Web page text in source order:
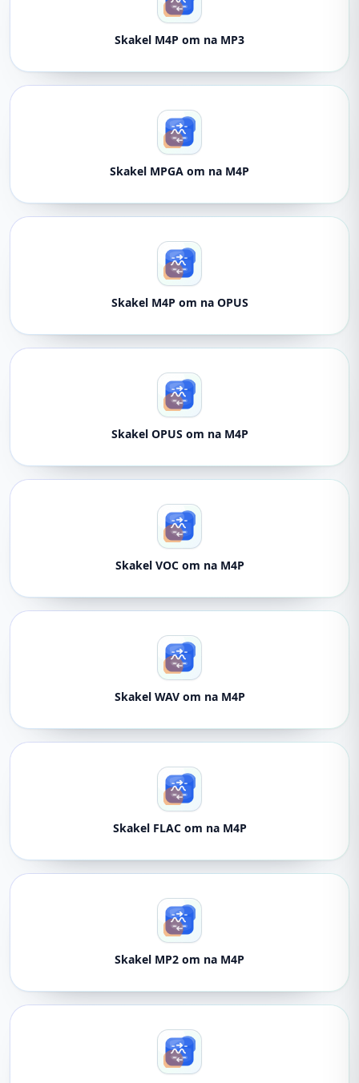
Skakel M4P om na MP3
Skakel MPGA om na M4P
Skakel M4P om na OPUS
Skakel OPUS om na M4P
Skakel VOC om na M4P
Skakel WAV om na M4P
Skakel FLAC om na M4P
Skakel MP2 om na M4P